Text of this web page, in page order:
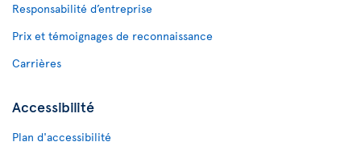
Responsabilité d’entreprise
Prix et témoignages de reconnaissance
Carrières
Accessibilité
Plan d'accessibilité